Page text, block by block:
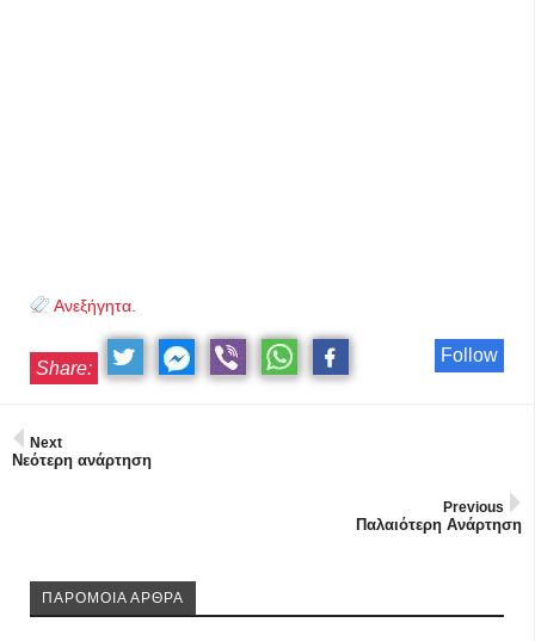
Ανεξήγητα.
Follow
Share:
Next
Νεότερη ανάρτηση
Previous
Παλαιότερη Ανάρτηση
ΠΑΡΟΜΟΙΑ ΑΡΘΡΑ